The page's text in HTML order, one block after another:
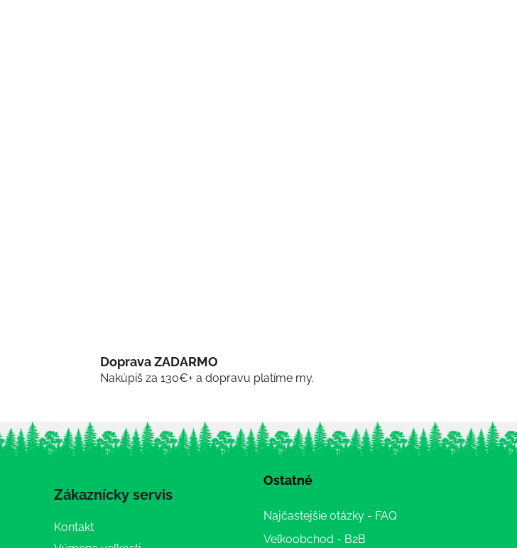
Doprava ZADARMO
Nakúpiš za 130€+ a dopravu platíme my.
Zákaznícky servis
Kontakt
Ostatné
Najčastejšie otázky - FAQ
Veľkoobchod - B2B